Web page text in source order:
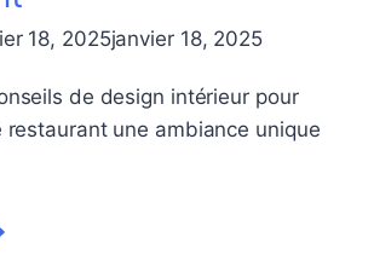
18, 2025janvier 18, 2025
de design intérieur pour
restaurant une ambiance unique